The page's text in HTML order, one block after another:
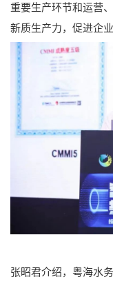
重要生产环节和运营
新质生产力，促进企
张昭君介绍，粤海水